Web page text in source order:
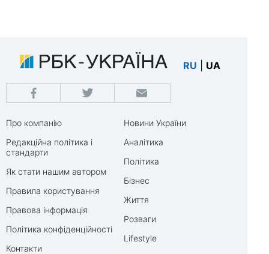
RU UA
Про компанію
Редакційна політика і
стандарти
Як стати нашим автором
Правила користування
Правова інформація
Політика конфіденційності
Контакти
Новини України
Аналітика
Політика
Бізнес
Життя
Розваги
Lifestyle